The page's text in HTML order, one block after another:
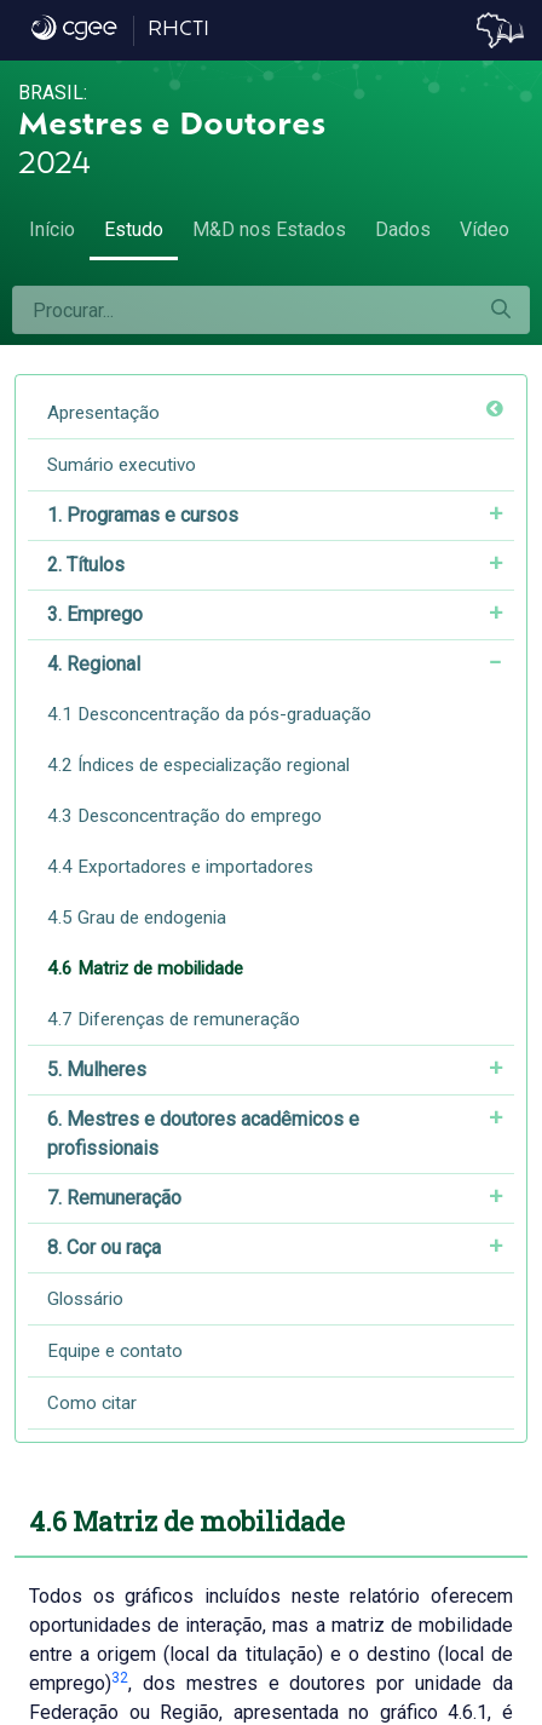
4.6 Matriz de mobilidade - 4.6 Matriz de
RHCTI
BRASIL:
Mestres e Doutores
2024
Início Estudo M&D nos Estados Dados Vídeo
Apresentação
Sumário executivo
1. Programas e cursos
2. Títulos
3. Emprego
4. Regional
4.1 Desconcentração da pós-graduação
4.2 Índices de especialização regional
4.3 Desconcentração do emprego
4.4 Exportadores e importadores
4.5 Grau de endogenia
4.6 Matriz de mobilidade
4.7 Diferenças de remuneração
5. Mulheres
6. Mestres e doutores acadêmicos e
profissionais
7. Remuneração
8. Cor ou raça
Glossário
Equipe e contato
Como citar
4.6 Matriz de mobilidade
Todos os gráficos incluídos neste relatório oferecem
oportunidades de interação, mas a matriz de mobilidade
entre a origem (local da titulação) e o destino (local de
emprego)32, dos mestres e doutores por unidade da
Federação ou Região, apresentada no gráfico 4.6.1, é